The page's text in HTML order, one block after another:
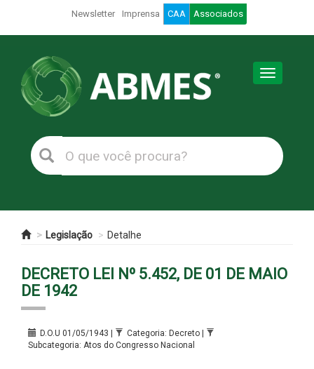
Newsletter Imprensa CAA Associados
Toggle
Legislação Detalhe
DECRETO LEI Nº 5.452, DE 01 DE MAIO
DE 1942
D.O.U 01/05/1943 |
Categoria: Decreto |
Subcategoria: Atos do Congresso Nacional